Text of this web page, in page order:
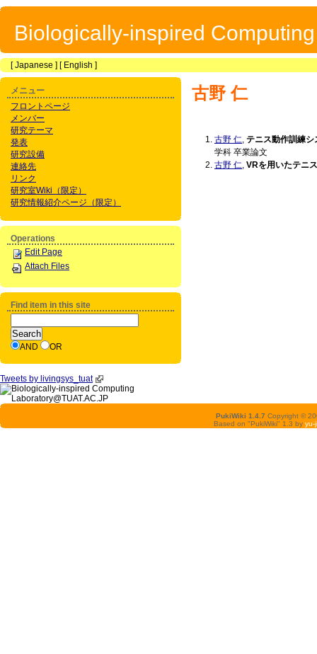
Biologically-inspired
[Japanese ] [ English ]
古野 仁
古野 仁, テニス動作訓練
学科 卒業論文
古野 仁, VRを用いたテニ
メニュー
フロントページ
メンバー
研究テーマ
発表
研究設備
連絡先
リンク
研究室Wiki（限定）
研究情報紹介ページ（限定）
Operations
Edit Page
Attach Files
Find item in this site
AND OR
Tweets by livingsys_tuat
PukiWiki 1.4.7 Copyright ©
Based on "PukiWiki" 1.3 by yu-ji